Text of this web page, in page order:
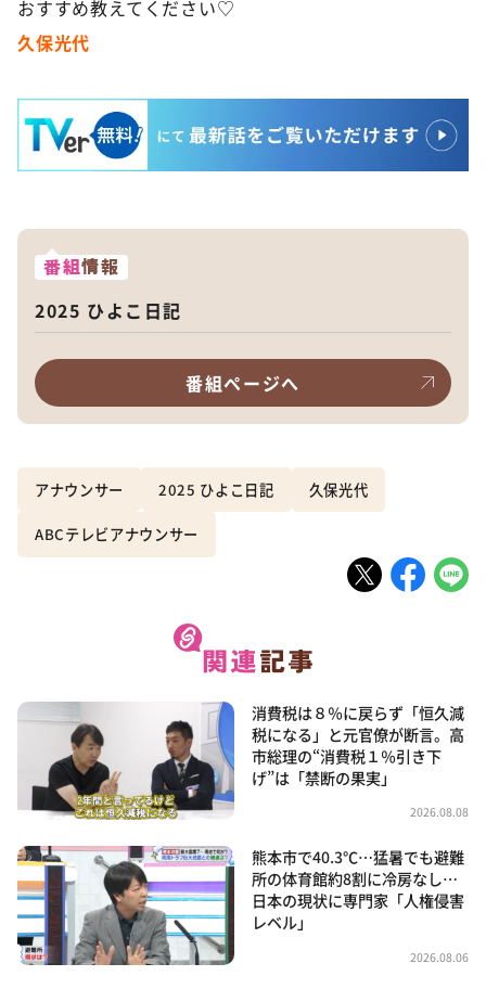
おすすめ教えてください♡
久保光代
番組情報
2025 ひよこ日記
番組ページへ
アナウンサー 2025 ひよこ日記 久保光代
ABCテレビアナウンサー
消費税は８％に戻らず「恒久減
税になる」と元官僚が断言。高
市総理の“消費税１％引き下
げ”は「禁断の果実」
2026.08.08
熊本市で40.3℃…猛暑でも避難
所の体育館約8割に冷房なし…
日本の現状に専門家「人権侵害
レベル」
2026.08.06